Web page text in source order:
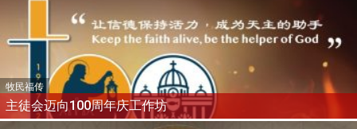
牧民福传
主徒会迈向100周年庆工作坊